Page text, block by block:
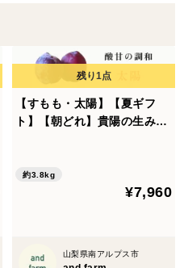
【すもも・太陽】【夏ギフ
ト】【朝どれ】貴陽の生みの
約3.8kg
¥7,960
山梨県南アルプス市